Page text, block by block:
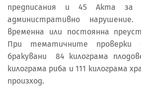
предписания и 45 Акта за
административно
временна или постоянна
При тематичните проверки
бракувани 84 килограма
килограма риба и 111 килограма
произход.